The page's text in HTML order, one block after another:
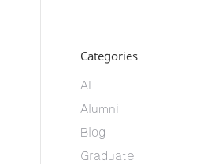
Categories
AI
Alumni
Blog
Graduate